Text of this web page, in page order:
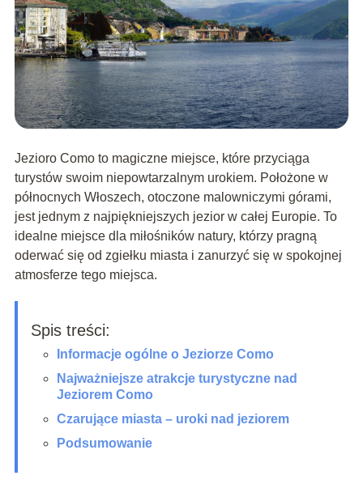
Jezioro Como to magiczne miejsce, które przyciąga
turystów swoim niepowtarzalnym urokiem. Położone w
północnych Włoszech, otoczone malowniczymi górami,
jest jednym z najpiękniejszych jezior w całej Europie. To
idealne miejsce dla miłośników natury, którzy pragną
oderwać się od zgiełku miasta i zanurzyć się w spokojnej
atmosferze tego miejsca.
Spis treści:
Informacje ogólne o Jeziorze Como
Najważniejsze atrakcje turystyczne nad
Jeziorem Como
Czarujące miasta – uroki nad jeziorem
Podsumowanie